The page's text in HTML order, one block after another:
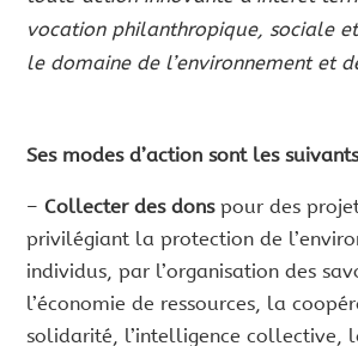
vocation philanthropique, sociale
le domaine de l’environnement et
Ses modes d’action sont les
–Collecter des donspour des
privilégiant la protection de
individus, par l’organisation des
l’économie de ressources, la
solidarité, l’intelligence collective,